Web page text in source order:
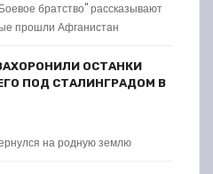
братство" рассказывают
прошли Афганистан
ОСТАНКИ
ПОД СТАЛИНГРАДОМ В
на родную землю